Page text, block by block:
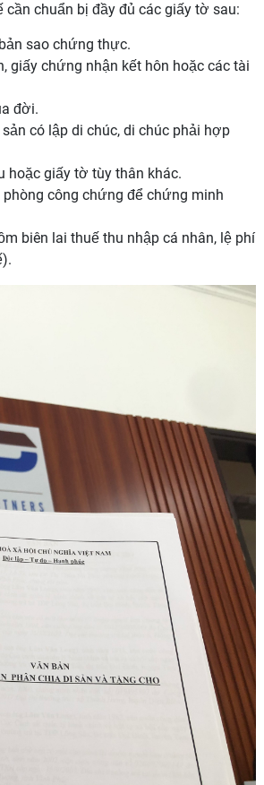
chuẩn bị đầy đủ các giấy tờ sau:
sao chứng thực.
giấy chứng nhận kết hôn hoặc các tài
đời.
có lập di chúc, di chúc phải hợp
hoặc giấy tờ tùy thân khác.
công chứng để chứng minh
biên lai thuế thu nhập cá nhân, lệ phí